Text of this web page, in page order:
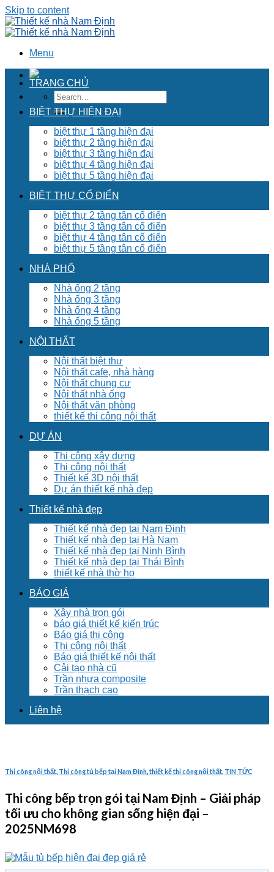
Skip to content
Menu
TRANG CHỦ
BIỆT THỰ HIỆN ĐẠI
biệt thự 1 tầng hiện đại
biệt thự 2 tầng hiện đại
biệt thự 3 tầng hiện đại
biệt thự 4 tầng hiện đại
biệt thự 5 tầng hiện đại
BIỆT THỰ CỔ ĐIỂN
biệt thự 2 tầng tân cổ điển
biệt thự 3 tầng tân cổ điển
biệt thự 4 tầng tân cổ điển
biệt thự 5 tầng tân cổ điển
NHÀ PHỐ
Nhà ống 2 tầng
Nhà ống 3 tầng
Nhà ống 4 tầng
Nhà ống 5 tầng
NỘI THẤT
Nội thất biệt thư
Nội thất cafe, nhà hàng
Nội thất chung cư
Nội thất nhà ống
Nội thất văn phòng
thiết kế thi công nội thất
DỰ ÁN
Thi công xây dựng
Thi công nội thất
Thiết kế 3D nội thất
Dự án thiết kế nhà đẹp
Thiết kế nhà đẹp
Thiết kế nhà đẹp tại Nam Định
Thiết kế nhà đẹp tại Hà Nam
Thiết kế nhà đẹp tại Ninh Bình
Thiết kế nhà đẹp tại Thái Bình
thiết kế nhà thờ họ
BÁO GIÁ
Xây nhà trọn gói
báo giá thiết kế kiến trúc
Báo giá thi công
Thi công nội thất
Báo giá thiết kế nội thất
Cải tạo nhà cũ
Trần nhựa composite
Trần thạch cao
Liên hệ
Thi công nội thất Thi công tủ bếp tại Nam Định thiết kế thi công nội thất TIN TỨC
Thi công bếp trọn gói tại Nam Định – Giải pháp
tối ưu cho không gian sống hiện đại –
2025NM698